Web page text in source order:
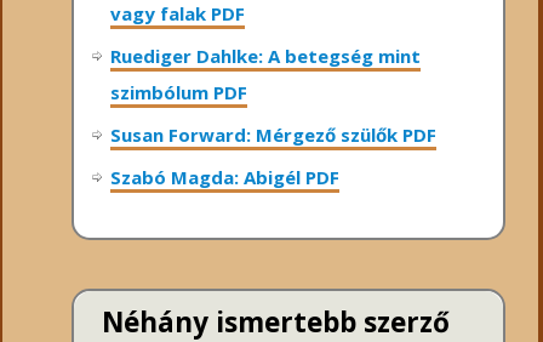
vagy falak PDF
Ruediger Dahlke: A betegség mint
szimbólum PDF
Susan Forward: Mérgező szülők PDF
Szabó Magda: Abigél PDF
Néhány ismertebb szerző